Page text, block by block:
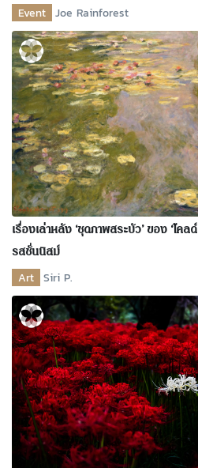
Event Joe Rainforest
เรื่องเล่าหลัง ‘ชุดภาพสระบัว’ ของ ‘โค
รสชั่นนิสม์
Art Siri P.